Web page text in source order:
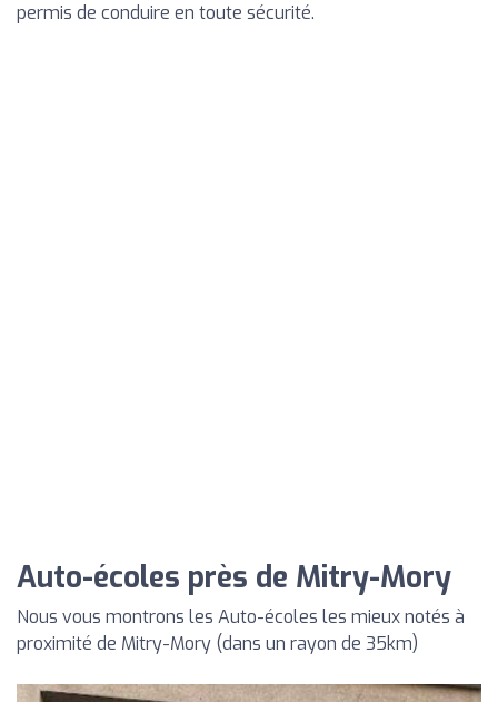
permis de conduire en toute sécurité.
Auto-écoles près de Mitry-Mory
Nous vous montrons les Auto-écoles les mieux notés à
proximité de Mitry-Mory (dans un rayon de 35km)